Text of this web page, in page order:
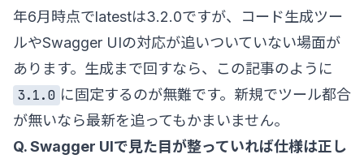
年6月時点でlatestは3.2.0ですが、コード生成ツー
ルやSwagger UIの対応が追いついていない場面が
あります。生成まで回すなら、この記事のように
3.1.0 に固定するのが無難です。新規でツール都合
が無いなら最新を追ってもかまいません。
Q. Swagger UIで見た目が整っていれば仕様は正し